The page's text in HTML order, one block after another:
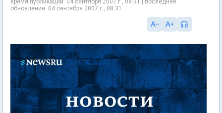
время публикации: 04 сентября 2007 г., 08:31 | последнее
обновление: 04 сентября 2007 г., 08:31